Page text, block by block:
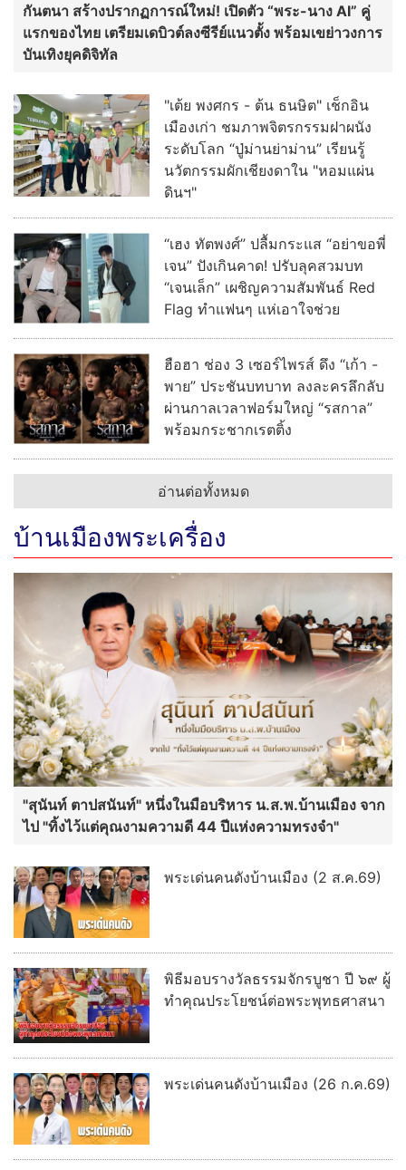
กันตนา สร้างปรากฏการณ์ใหม่! เปิดตัว “พระ-นาง AI” คู่
แรกของไทย เตรียมเดบิวต์ลงซีรีย์แนวตั้ง พร้อมเขย่าวงการ
บันเทิงยุคดิจิทัล
"เต้ย พงศกร - ต้น ธนษิต" เช็กอิน
เมืองเก่า ชมภาพจิตรกรรมฝาผนัง
ระดับโลก “ปู่ม่านย่าม่าน” เรียนรู้
นวัตกรรมผักเชียงดาใน "หอมแผ่น
ดินฯ"
“เฮง ทัตพงศ์” ปลื้มกระแส “อย่าขอพี่
เจน” ปังเกินคาด! ปรับลุคสวมบท
“เจนเล็ก” เผชิญความสัมพันธ์ Red
Flag ทำแฟนๆ แห่เอาใจช่วย
ฮือฮา ช่อง 3 เซอร์ไพรส์ ดึง “เก้า -
พาย” ประชันบทบาท ลงละครลึกลับ
ผ่านกาลเวลาฟอร์มใหญ่ “รสกาล”
พร้อมกระชากเรตติ้ง
อ่านต่อทั้งหมด
บ้านเมืองพระเครื่อง
"สุนันท์ ตาปสนันท์" หนึ่งในมือบริหาร น.ส.พ.บ้านเมือง จาก
ไป "ทิ้งไว้แต่คุณงามความดี 44 ปีแห่งความทรงจำ"
พระเด่นคนดังบ้านเมือง (2 ส.ค.69)
พิธีมอบรางวัลธรรมจักรบูชา ปี ๖๙ ผู้
ทำคุณประโยชน์ต่อพระพุทธศาสนา
พระเด่นคนดังบ้านเมือง (26 ก.ค.69)